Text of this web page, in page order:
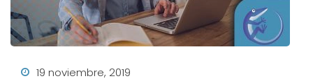
19 noviembre, 2019